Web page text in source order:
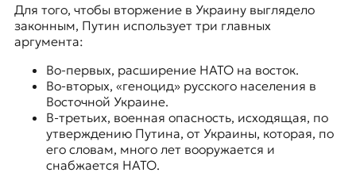
Для того, чтобы вторжение в Украину выглядело
законным, Путин использует три главных
аргумента:
Во-первых, расширение НАТО на восток.
Во-вторых, «геноцид» русского населения в
Восточной Украине.
В-третьих, военная опасность, исходящая, по
утверждению Путина, от Украины, которая, по
его словам, много лет вооружается и
снабжается НАТО.